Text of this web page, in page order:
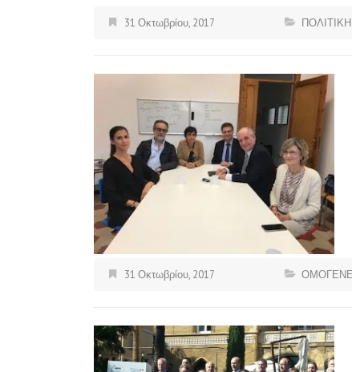
31 Οκτωβρίου, 2017 ΠΟΛΙΤΙΚΗ
31 Οκτωβρίου, 2017